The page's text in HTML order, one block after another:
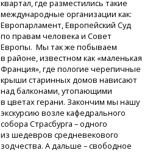
квартал, где разместились такие
международные организации как:
Европарламент, Европейский Суд
по правам человека и Совет
Европы. Мы так же побываем
в районе, известном как «маленькая
Франция», где пологие черепичные
крыши старинных домов нависают
над балконами, утопающими
в цветах герани. Закончим мы нашу
экскурсию возле кафедрального
собора Страсбурга – одного
из шедевров средневекового
зодчества. А дальше – свободное